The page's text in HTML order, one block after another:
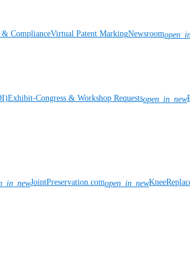
& ComplianceVirtual Patent MarkingNewsroom
Exhibit-Congress & Workshop Requestsopen_in_new
JointPreservation.comopen_in_new